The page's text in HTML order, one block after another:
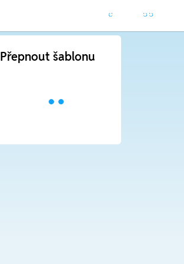
Přepnout šablonu